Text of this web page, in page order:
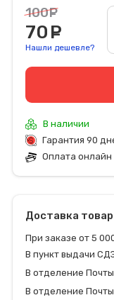
100 руб.
70
Нашли дешевле?
В наличии
Гарантия 90
Оплата онлайн
Доставка
При заказе от 5
В пункт выдачи
В отделение
В отделение